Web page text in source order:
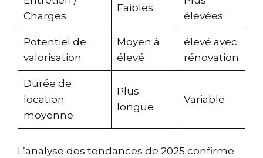
Charges
Faibles
élevées
Potentiel de
valorisation
Moyen à
élevé
élevé avec
rénovation
Durée de
location
moyenne
Plus
longue
Variable
L’analyse des tendances de 2025 confirme